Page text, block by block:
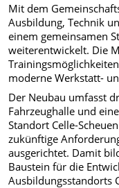
Mit dem
Ausbildung, Technik
einem gemeinsamen
weiterentwickelt. Die
moderne Werkstatt-
Der Neubau umfasst
Fahrzeughalle und
Standort Celle-
zukünftige
ausgerichtet. Damit
Baustein für die
Ausbildungsstandorts